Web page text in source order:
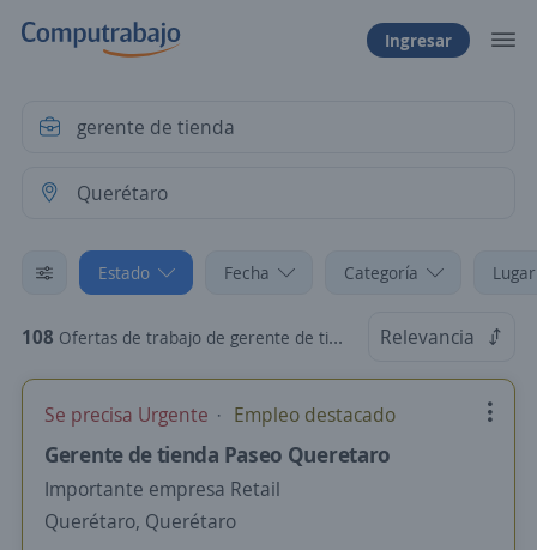
Ingresar
Estado Fecha Categoría
108 Ofertas de trabajo de gerente de tienda en Querétaro Relevancia
Se precisa Urgente Empleo destacado
Gerente de tienda Paseo Queretaro
Importante empresa Retail
Querétaro, Querétaro